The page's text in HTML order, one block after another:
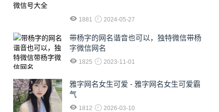
1881 2024-05-27
​带杨字的网名谐音也可以，独特微信带杨
字微信网名
1825 2023-11-01
雅字网名女生可爱 - 雅字网名女生可爱霸
气
1812 2026-03-10